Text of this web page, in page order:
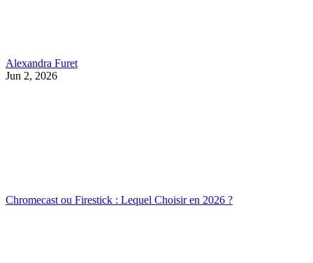
Alexandra Furet
Jun 2, 2026
Chromecast ou Firestick : Lequel Choisir en 2026 ?